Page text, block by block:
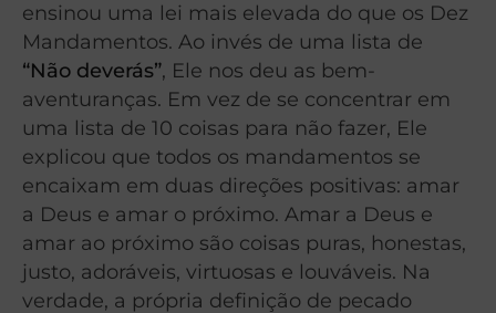
ensinou uma lei mais elevada do que os Dez
Mandamentos. Ao invés de uma lista de
“Não deverás”, Ele nos deu as bem-
aventuranças. Em vez de se concentrar em
uma lista de 10 coisas para não fazer, Ele
explicou que todos os mandamentos se
encaixam em duas direções positivas: amar
a Deus e amar o próximo. Amar a Deus e
amar ao próximo são coisas puras, honestas,
justo, adoráveis, virtuosas e louváveis. Na
verdade, a própria definição de pecado